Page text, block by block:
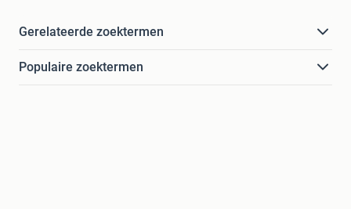
Gerelateerde zoektermen
Populaire zoektermen